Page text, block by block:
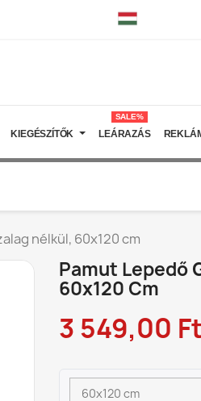
KIEGÉSZÍTŐK LEÁRAZÁS
SALE%
nélkül, 60x120 cm
Pamut Lepedő
60x120 Cm
3 549,00 Ft